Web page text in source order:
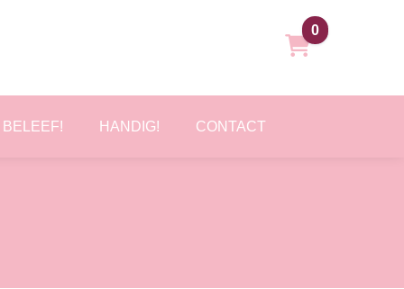
0
BELEEF! HANDIG! CONTACT